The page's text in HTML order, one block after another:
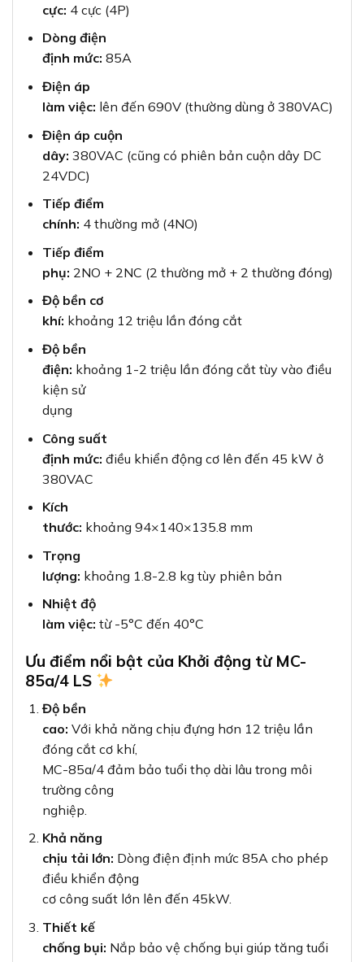
cực: 4 cực (4P)
Dòng điện
định mức: 85A
Điện áp
làm việc: lên đến 690V (thường dùng ở 380VAC)
Điện áp cuộn
dây: 380VAC (cũng có phiên bản cuộn dây DC
24VDC)
Tiếp điểm
chính: 4 thường mở (4NO)
Tiếp điểm
phụ: 2NO + 2NC (2 thường mở + 2 thường đóng)
Độ bền cơ
khí: khoảng 12 triệu lần đóng cắt
Độ bền
điện: khoảng 1-2 triệu lần đóng cắt tùy vào điều
kiện sử
dụng
Công suất
định mức: điều khiển động cơ lên đến 45 kW ở
380VAC
Kích
thước: khoảng 94×140×135.8 mm
Trọng
lượng: khoảng 1.8-2.8 kg tùy phiên bản
Nhiệt độ
làm việc: từ -5°C đến 40°C
Ưu điểm nổi bật của Khởi động từ MC-
85a/4 LS
Độ bền
cao: Với khả năng chịu đựng hơn 12 triệu lần
đóng cắt cơ khí,
MC-85a/4 đảm bảo tuổi thọ dài lâu trong môi
trường công
nghiệp.
Khả năng
chịu tải lớn: Dòng điện định mức 85A cho phép
điều khiển động
cơ công suất lớn lên đến 45kW.
Thiết kế
chống bụi: Nắp bảo vệ chống bụi giúp tăng tuổi